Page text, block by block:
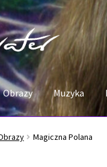
Obrazy Muzyka
Magiczna Polana